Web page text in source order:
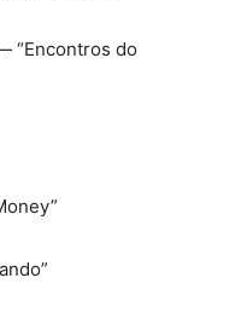
“Encontros do